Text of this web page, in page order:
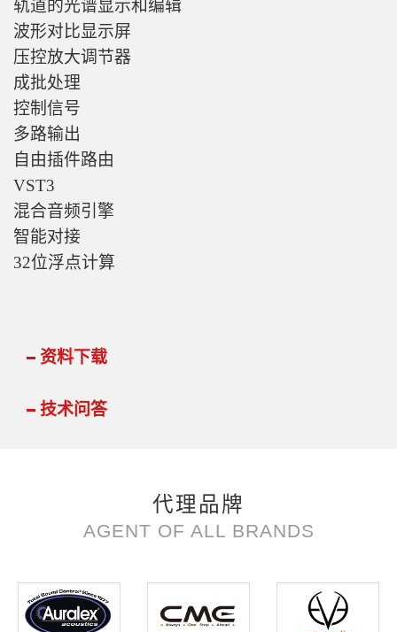
轨道的光谱显示和编辑
波形对比显示屏
压控放大调节器
成批处理
控制信号
多路输出
自由插件路由
VST3
混合音频引擎
智能对接
32位浮点计算
资料下载
技术问答
代理品牌
AGENT OF ALL BRANDS